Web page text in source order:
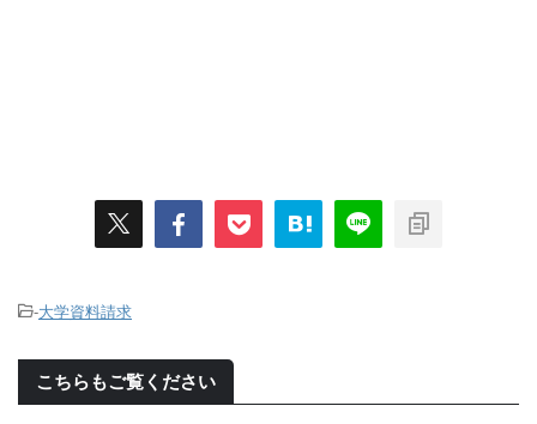
-大学資料請求
こちらもご覧ください